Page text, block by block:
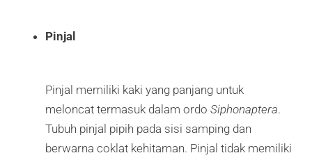
Pinjal
Pinjal memiliki kaki yang panjang untuk
meloncat termasuk dalam ordo Siphonaptera.
Tubuh pinjal pipih pada sisi samping dan
berwarna coklat kehitaman. Pinjal tidak memiliki